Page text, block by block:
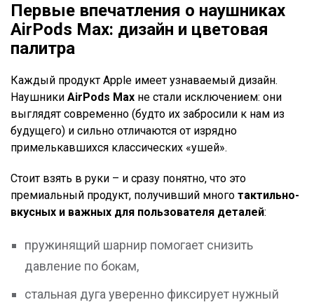
Первые впечатления о наушниках
AirPods Max: дизайн и цветовая
палитра
Каждый продукт Apple имеет узнаваемый дизайн.
Наушники AirPods Max не стали исключением: они
выглядят современно (будто их забросили к нам из
будущего) и сильно отличаются от изрядно
примелькавшихся классических «ушей».
Стоит взять в руки – и сразу понятно, что это
премиальный продукт, получивший много тактильно-
вкусных и важных для пользователя деталей:
пружинящий шарнир помогает снизить
давление по бокам,
стальная дуга уверенно фиксирует нужный